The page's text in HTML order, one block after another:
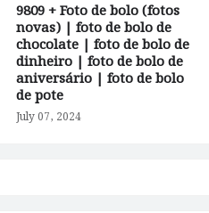
9809 + Foto de bolo (fotos
novas) | foto de bolo de
chocolate | foto de bolo de
dinheiro | foto de bolo de
aniversário | foto de bolo
de pote
July 07, 2024